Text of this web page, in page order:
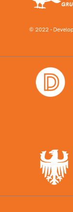
© 2022 -